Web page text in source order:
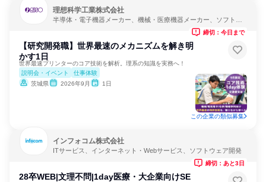
理想科学工業株式会社
半導体・電子機器メーカー、機械・医療機器メーカー、ソフトウ
【研究開発職】世界最速のメカニズムを解き明
かす1日
世界最速プリンターのコア技術を解析。理系の知識を実務へ！
説明会・イベント
仕事体験
茨城県
2026年9月 1日
締切：今日まで
この企業の類似募集
インフォコム株式会社
ITサービス、インターネット・Webサービス、ソフトウェア開発
28卒WEB|文理不問|1day医療・大企業向けSE
締切：あと3日